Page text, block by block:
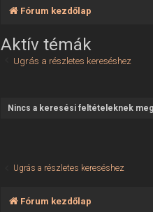
Fórum kezdőlap
Aktív témák
Ugrás a részletes kereséshez
Nincs a keresési feltételeknek
Ugrás a részletes kereséshez
Fórum kezdőlap